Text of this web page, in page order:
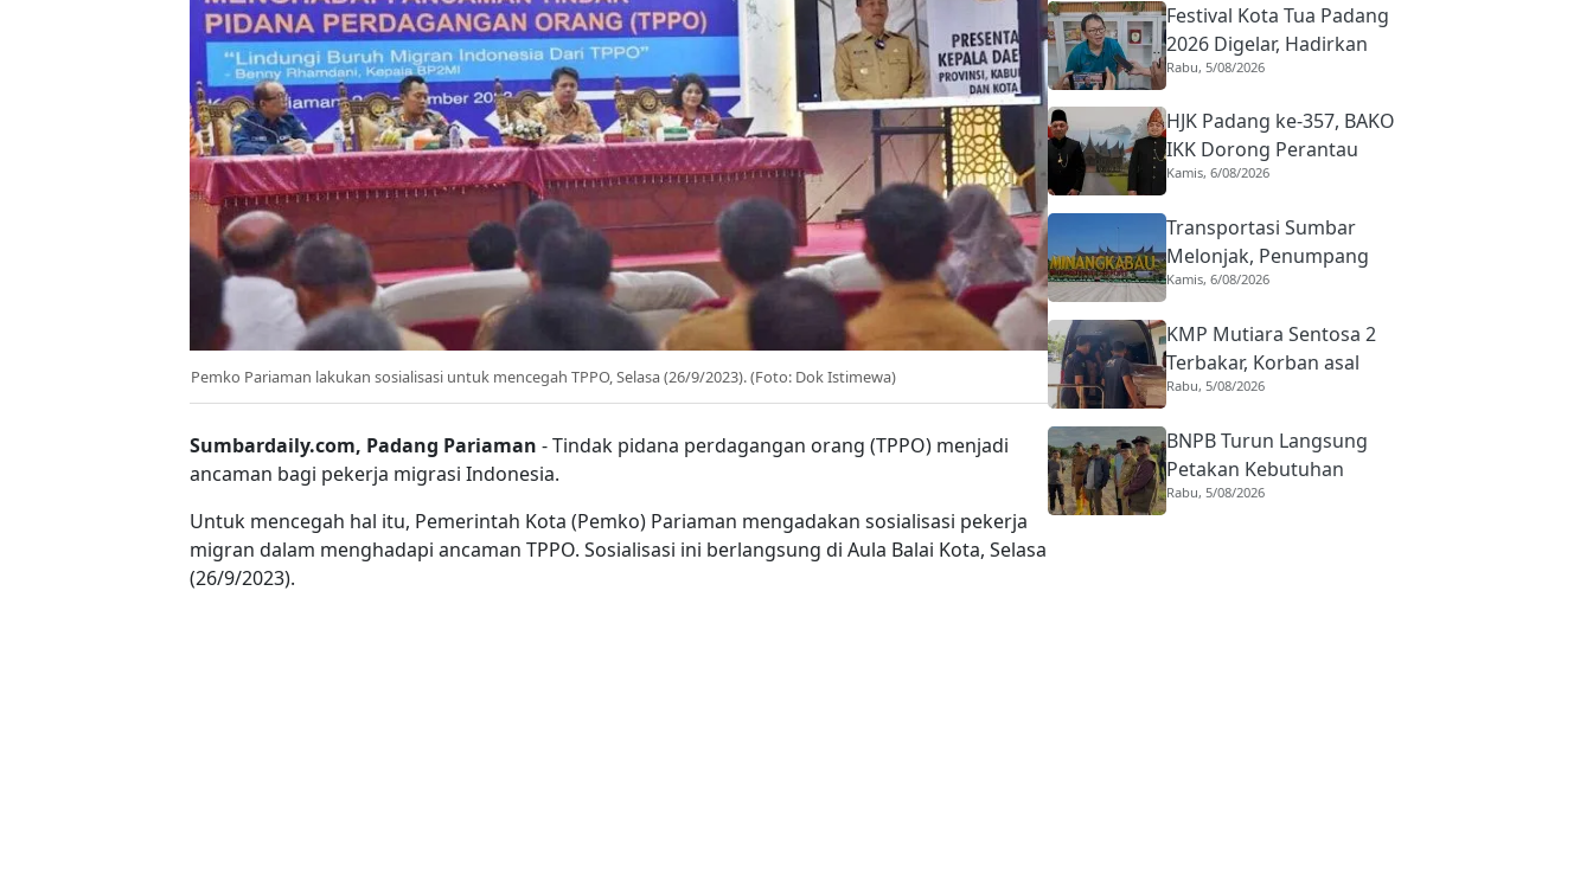
Pemko Pariaman lakukan sosialisasi untuk mencegah TPPO, Selasa (26/9/2023). (Foto: Dok Istimewa)
Sumbardaily.com, Padang Pariaman - Tindak pidana perdagangan orang (TPPO) menjadi
ancaman bagi pekerja migrasi Indonesia.
Untuk mencegah hal itu, Pemerintah Kota (Pemko) Pariaman mengadakan sosialisasi pekerja
migran dalam menghadapi ancaman TPPO. Sosialisasi ini berlangsung di Aula Balai Kota, Selasa
(26/9/2023).
Festival Kota Tua Padang
2026 Digelar, Hadirkan
Peserta Barongsai dari
Rabu, 5/08/2026
HJK Padang ke-357, BAKO
IKK Dorong Perantau
Perkuat Budaya hingga
Kamis, 6/08/2026
Transportasi Sumbar
Melonjak, Penumpang
Pesawat Domestik dari
Persen
Kamis, 6/08/2026
KMP Mutiara Sentosa 2
Terbakar, Korban asal
Sumbar Rino Eka Putra
Rabu, 5/08/2026
BNPB Turun Langsung
Petakan Kebutuhan
Penanganan Pasca Banjir
Rabu, 5/08/2026